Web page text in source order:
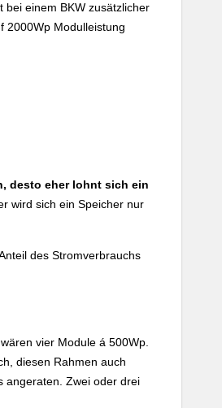
bei einem BKW zusätzlicher
2000Wp Modulleistung
desto eher lohnt sich ein
wird sich ein Speicher nur
des Stromverbrauchs
vier Module á 500Wp.
diesen Rahmen auch
angeraten. Zwei oder drei